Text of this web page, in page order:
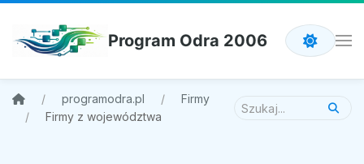
Program Odra 2006
programodra.pl
Firmy
Firmy z województwa